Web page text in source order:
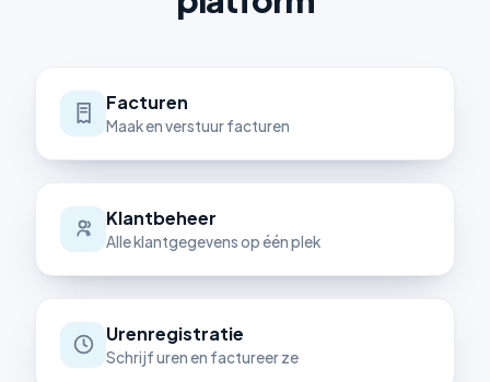
Facturen
Maak en verstuur facturen
Klantbeheer
Alle klantgegevens op één plek
Urenregistratie
Schrijf uren en factureer ze